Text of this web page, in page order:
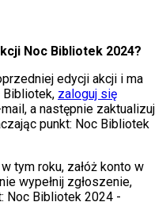
Noc Bibliotek 2024?
edycji akcji i ma
zaloguj się
a następnie zaktualizuj
punkt: Noc Bibliotek
tym roku, załóż konto w
wypełnij zgłoszenie,
Noc Bibliotek 2024 -